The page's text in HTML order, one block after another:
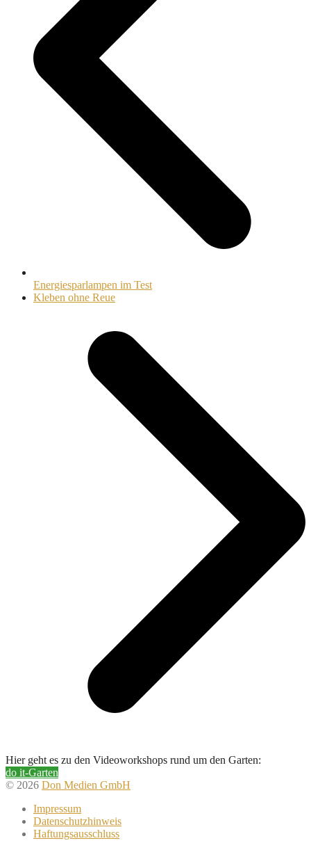
Energiesparlampen im Test
Nächster
Kleben ohne Reue
Hier geht es zu den Videoworkshops rund um den Garten:
do it-Garten
© 2026 Don Medien GmbH
Impressum
Datenschutzhinweis
Haftungsausschluss